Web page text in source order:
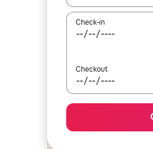
Check-in
Checkout